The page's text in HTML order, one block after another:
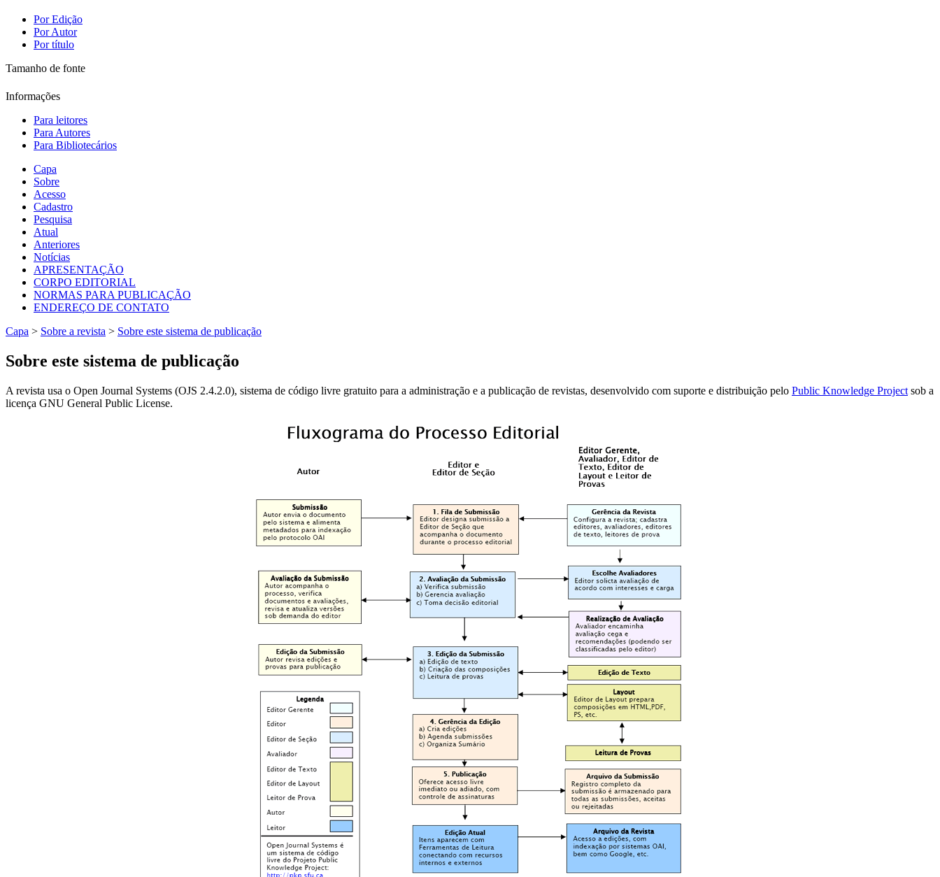
Por Edição
Por Autor
Por título
Tamanho de fonte
Informações
Para leitores
Para Autores
Para Bibliotecários
Capa
Sobre
Acesso
Cadastro
Pesquisa
Atual
Anteriores
Notícias
APRESENTAÇÃO
CORPO EDITORIAL
NORMAS PARA PUBLICAÇÃO
ENDEREÇO DE CONTATO
Capa > Sobre a revista > Sobre este sistema de publicação
Sobre este sistema de publicação
A revista usa o Open Journal Systems (OJS 2.4.2.0), sistema de código livre gratuito para a administração e a publicação de revistas, desenvolvido com suporte e distribuição pelo Public Knowledge Project sob a
licença GNU General Public License.